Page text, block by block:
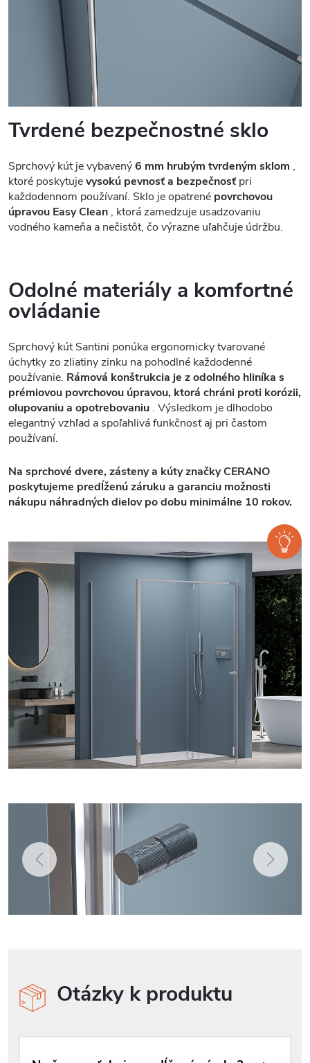
Tvrdené bezpečnostné sklo
Sprchový kút je vybavený6 mm hrubým tvrdeným sklom ,
ktoré poskytujevysokú pevnosť a bezpečnosť pri
každodennom používaní. Sklo je opatrené povrchovou
úpravou Easy Clean , ktorá zamedzuje usadzovaniu
vodného kameňa a nečistôt, čo výrazne uľahčuje údržbu.
Odolné materiály a komfortné
ovládanie
Sprchový kút Santini ponúka ergonomicky tvarované
úchytky zo zliatiny zinku na pohodlné každodenné
používanie. Rámová konštrukcia je z odolného hliníka s
prémiovou povrchovou úpravou, ktorá chráni proti korózii,
olupovaniu a opotrebovaniu . Výsledkom je dlhodobo
elegantný vzhľad a spoľahlivá funkčnosť aj pri častom
používaní.
Na sprchové dvere, zásteny a kúty značky CERANO
poskytujeme predĺženú záruku a garanciu možnosti
nákupu náhradných dielov po dobu minimálne 10 rokov.
Otázky k produktu